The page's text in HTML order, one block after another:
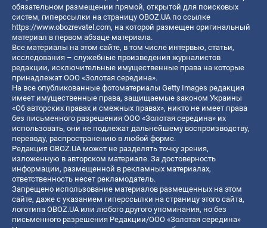
обязательном размещении прямой, открытой для поисковых
систем, гиперссылки на страницу OBOZ.UA по ссылке
https://www.obozrevatel.com, на которой размещен оригинальный
материал в первом абзаце материала.
Все материалы на этом сайте, в том числе интервью, статьи,
исследования – служебные произведения журналистов
редакции, исключительные имущественные права на которые
принадлежат ООО «Золотая середина».
На все опубликованные фотоматериалы Getty Images редакция
имеет имущественные права, защищаемые законом Украины
«Об авторских правах и смежных правах», никто не имеет права
без письменного разрешения ООО «Золотая середина» их
использовать, они не подлежат дальнейшему воспроизводству,
переводу, распространению в любой форме.
Редакция OBOZ.UA может не разделять точку зрения,
изложенную в авторском материале. За достоверность
информации, размещенной в рекламных материалах,
ответственность несет рекламодатель.
Запрещено использование материалов размещенных на этом
сайте, даже с указанием гиперссылки на страницу этого сайта,
логотипа OBOZ.UA или любого другого упоминания, но без
письменного разрешения Редакции/ООО «Золотая середина»